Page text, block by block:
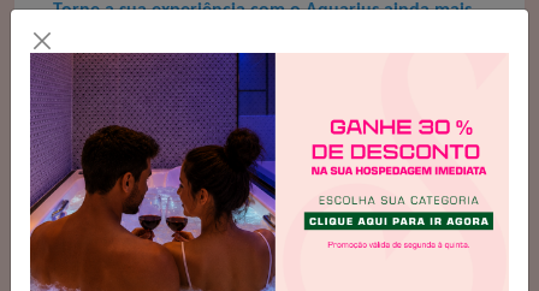
Torne a sua experiência com o Aquarius ainda mais
Pacote Decoração 1:
Disposição de pétalas de rosas (de tecido) pela suíte.
Decoração com toalhas em cima da cama.
Espumante Salton Brut ou Don Guerino Moscatel, ou
um Vinho Tinto Cabernet Casa Perini.